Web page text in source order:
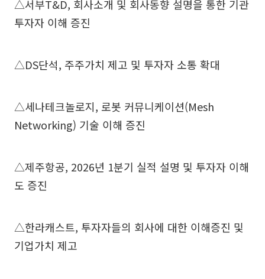
△서부T&D, 회사소개 및 회사동향 설명을 통한 기관
투자자 이해 증진
△DS단석, 주주가치 제고 및 투자자 소통 확대
△세나테크놀로지, 로봇 커뮤니케이션(Mesh
Networking) 기술 이해 증진
△제주항공, 2026년 1분기 실적 설명 및 투자자 이해
도 증진
△한라캐스트, 투자자들의 회사에 대한 이해증진 및
기업가치 제고